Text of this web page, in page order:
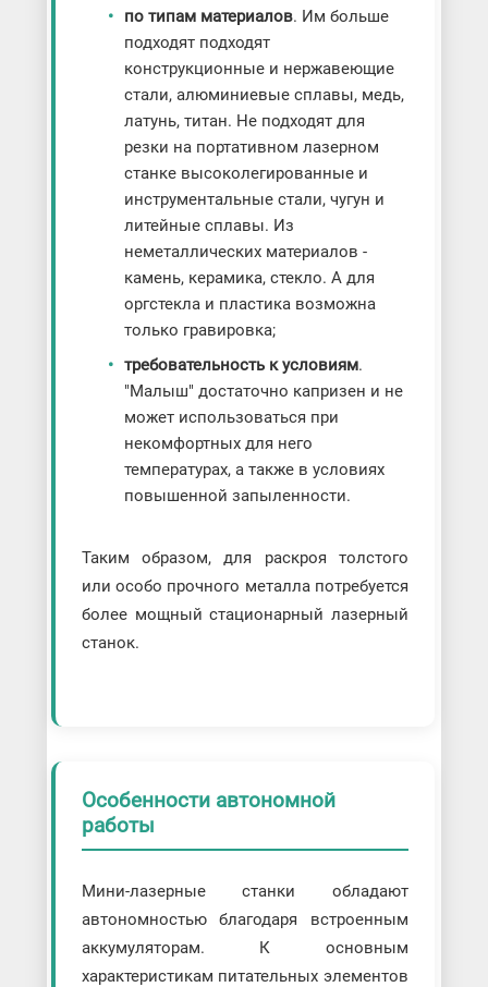
по типам материалов. Им больше
подходят подходят
конструкционные и нержавеющие
стали, алюминиевые сплавы, медь,
латунь, титан. Не подходят для
резки на портативном лазерном
станке высоколегированные и
инструментальные стали, чугун и
литейные сплавы. Из
неметаллических материалов -
камень, керамика, стекло. А для
оргстекла и пластика возможна
только гравировка;
требовательность к условиям.
"Малыш" достаточно капризен и не
может использоваться при
некомфортных для него
температурах, а также в условиях
повышенной запыленности.
Таким образом, для раскроя толстого
или особо прочного металла потребуется
более мощный стационарный лазерный
станок.
Особенности автономной
работы
Мини-лазерные станки обладают
автономностью благодаря встроенным
аккумуляторам. К основным
характеристикам питательных элементов